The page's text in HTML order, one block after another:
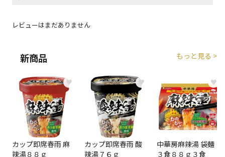
レビューはまだありません
新商品 もっと見る >
♥
カップ即席春雨 麻
辣湯８８ｇ
♥
カップ即席春雨 酸
辣湯７６ｇ
♥
中華房麻辣湯 袋麺
３食８８ｇ３食